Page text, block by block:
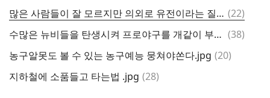
많은 사람들이 잘 모르지만 의외로 유전이라는 질병 댓
글
(22)
수많은 뉴비들을 탄생시켜 프로야구를 개같이 부활시켰던 그 대회.jpgif 댓
(38)
농구알못도 볼 수 있는 농구예능 뭉쳐야쏜다.jpg 댓
(20)
지하철에 소품들고 타는법 .jpg 댓
(28)